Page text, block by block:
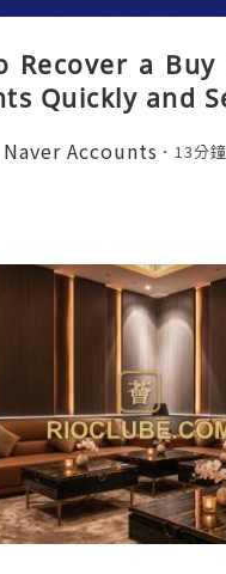
Recover a Buy
Quickly and
Naver Accounts 13分